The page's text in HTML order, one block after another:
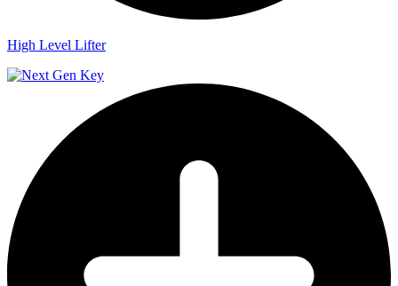
High Level Lifter